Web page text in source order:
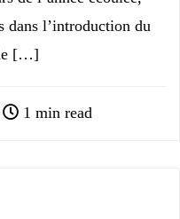
dans l’introduction du
[…]
1 min read